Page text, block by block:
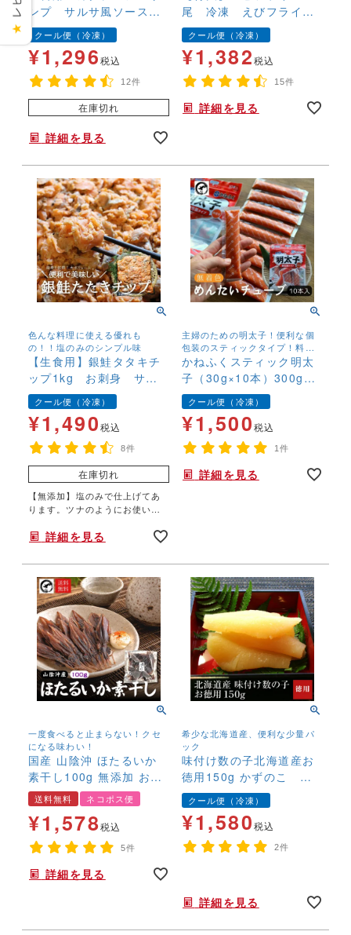
ンプ サルサ風ソース
付 海老 えび エビ
クール便（冷凍）
¥1,296税込
12件
在庫切れ
詳細を見る
尾 冷凍 えびフライ
海老 ブラックタイガ
ー こだわり
クール便（冷凍）
¥1,382税込
15件
詳細を見る
色んな料理に使える優れも
の！！塩のみのシンプル味
【生食用】銀鮭タタキチ
ップ1kg お刺身 サー
モン 塩鮭 新巻鮭 フレ
ーク 無添加 たたき
切り落とし お得用 い
つもの鮭 生食サーモ
クール便（冷凍）
¥1,490税込
8件
在庫切れ
【無添加】塩のみで仕上げてあ
ります。ツナのようにお使いい
詳細を見る
主婦のための明太子！便利な個
包装のスティックタイプ！料理
にそのまま使えてどんな料理に
も相性抜群！
かねふくスティック明太
子（30g×10本）300g
無着色 明太チューブ
バラコ 簡単 便利 時
短 ギフト プレゼント
クール便（冷凍）
¥1,500税込
1件
詳細を見る
一度食べると止まらない！クセ
になる味わい！
国産 山陰沖 ほたるいか
素干し100g 無添加 おつ
まみ 珍味 ホタルイカ ほ
たるいか 国産 送料無料
ネコポス便
送料無料 ネコポス便
¥1,578税込
5件
詳細を見る
希少な北海道産、便利な少量パ
ック
味付け数の子北海道産お
徳用150g かずのこ カ
ズノコ 北海道産 国
産 冷凍 味付き 高級
クール便（冷凍）
¥1,580税込
2件
詳細を見る
★